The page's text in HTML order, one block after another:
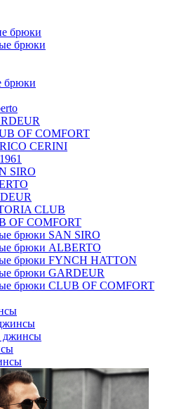
брюки
брюки
брюки
OF COMFORT
CERINI
SIRO
CLUB
OF COMFORT
брюки SAN SIRO
брюки ALBERTO
брюки FYNCH HATTON
брюки GARDEUR
брюки CLUB OF COMFORT
джинсы